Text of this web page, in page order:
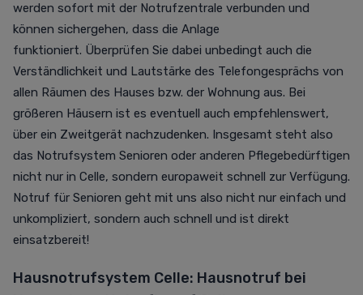
werden sofort mit der Notrufzentrale verbunden und
können sichergehen, dass die Anlage
funktioniert. Überprüfen Sie dabei unbedingt auch die
Verständlichkeit und Lautstärke des Telefongesprächs von
allen Räumen des Hauses bzw. der Wohnung aus. Bei
größeren Häusern ist es eventuell auch empfehlenswert,
über ein Zweitgerät nachzudenken. Insgesamt steht also
das Notrufsystem Senioren oder anderen Pflegebedürftigen
nicht nur in Celle, sondern europaweit schnell zur Verfügung.
Notruf für Senioren geht mit uns also nicht nur einfach und
unkompliziert, sondern auch schnell und ist direkt
einsatzbereit!
Hausnotrufsystem Celle: Hausnotruf bei